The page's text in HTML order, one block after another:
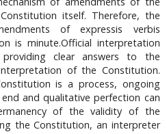
itself. Therefore, the
of expressis verbis
is minute.Official interpretation
clear answers to the
of the Constitution.
is a process, ongoing
and qualitative perfection can
of the validity of the
the Constitution, an interpreter